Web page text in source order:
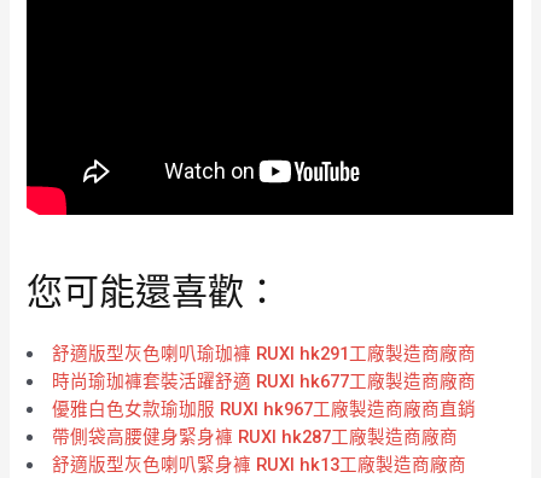
您可能還喜歡：
舒適版型灰色喇叭瑜珈褲 RUXI hk291工廠製造商廠商
時尚瑜珈褲套裝活躍舒適 RUXI hk677工廠製造商廠商
優雅白色女款瑜珈服 RUXI hk967工廠製造商廠商直銷
帶側袋高腰健身緊身褲 RUXI hk287工廠製造商廠商
舒適版型灰色喇叭緊身褲 RUXI hk13工廠製造商廠商